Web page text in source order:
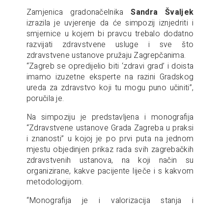
Zamjenica gradonačelnika Sandra Švaljek
izrazila je uvjerenje da će simpozij iznjedriti i
smjernice u kojem bi pravcu trebalo dodatno
razvijati zdravstvene usluge i sve što
zdravstvene ustanove pružaju Zagrepčanima.
“Zagreb se opredijelio biti ‘zdravi grad’ i doista
imamo izuzetne eksperte na razini Gradskog
ureda za zdravstvo koji tu mogu puno učiniti”,
poručila je.
Na simpoziju je predstavljena i monografija
“Zdravstvene ustanove Grada Zagreba u praksi
i znanosti” u kojoj je po prvi puta na jednom
mjestu objedinjen prikaz rada svih zagrebačkih
zdravstvenih ustanova, na koji način su
organizirane, kakve pacijente liječe i s kakvom
metodologijom.
“Monografija je i valorizacija stanja i